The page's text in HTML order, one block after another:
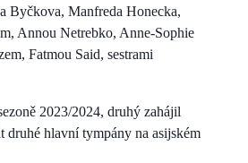
Byčkova, Manfreda Honecka,
Annou Netrebko, Anne-Sophie
Fatmou Said, sestrami
2023/2024, druhý zahájil
druhé hlavní tympány na asijském